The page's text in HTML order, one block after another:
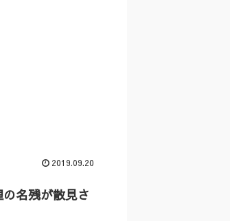
2019.09.20
名残が散見さ